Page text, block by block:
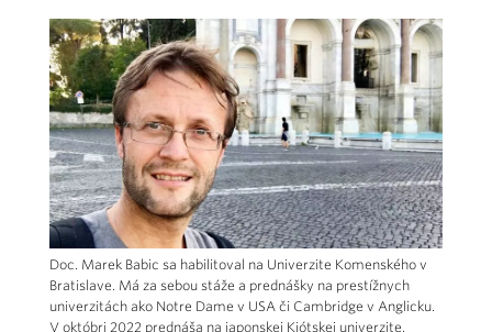
Doc. Marek Babic sa habilitoval na Univerzite Komenského v
Bratislave. Má za sebou stáže a prednášky na prestížnych
univerzitách ako Notre Dame v USA či Cambridge v Anglicku.
V októbri 2022 prednáša na japonskej Kjótskej univerzite.